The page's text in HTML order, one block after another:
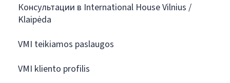
Консультации в International House Vilnius /
Klaipėda
VMI teikiamos paslaugos
VMI kliento profilis